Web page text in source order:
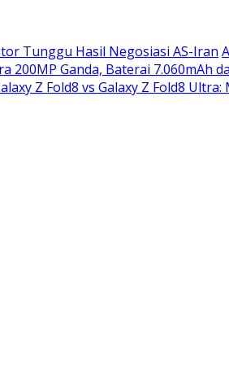
Tunggu Hasil Negosiasi AS-Iran
200MP Ganda, Baterai 7.060mAh
Z Fold8 vs Galaxy Z Fold8